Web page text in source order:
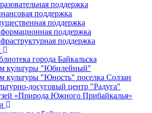
поддержка
поддержка
поддержка
поддержка
поддержка
города Байкальска
культуры "Юбилейный"
культуры "Юность" поселка Солзан
досуговый центр "Радуга"
«Природа Южного Прибайкалья»